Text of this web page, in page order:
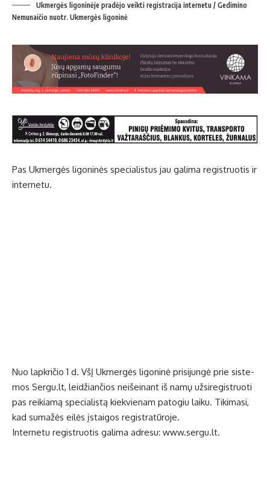
Ukmergės ligoninėje pradėjo veikti registracija internetu / Gedimino
Nemunaičio nuotr. Ukmergės ligoninė
Pas Uk­mer­gės li­go­ni­nės spe­cia­lis­tus jau ga­li­ma re­gist­ruo­tis ir
in­ter­ne­tu.
Nuo lap­kri­čio 1 d. VšĮ Uk­mer­gės li­go­ni­nė pri­si­jun­gė prie sis­te­
mos Ser­gu.lt, lei­džian­čios ne­iš­ei­nant iš na­mų už­si­re­gist­ruo­ti
pas rei­kia­mą spe­cia­lis­tą kiek­vie­nam pa­to­giu lai­ku. Ti­ki­ma­si,
kad su­ma­žės ei­lės įstai­gos re­gist­ra­tū­ro­je.
In­ter­ne­tu re­gist­ruo­tis ga­li­ma ad­re­su: www.ser­gu.lt.